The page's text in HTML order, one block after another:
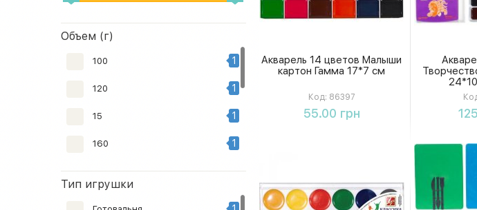
Объем (г)
100 1
120 1
15 1
160 1
200 1
Тип игрушки
Акварель 14 цветов Малыши
картон Гамма 17*7 см
Код: 86397
55.00 грн
Купить